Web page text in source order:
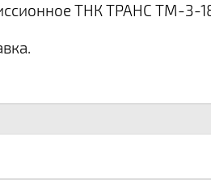
ТНК ТРАНС ТМ-3-